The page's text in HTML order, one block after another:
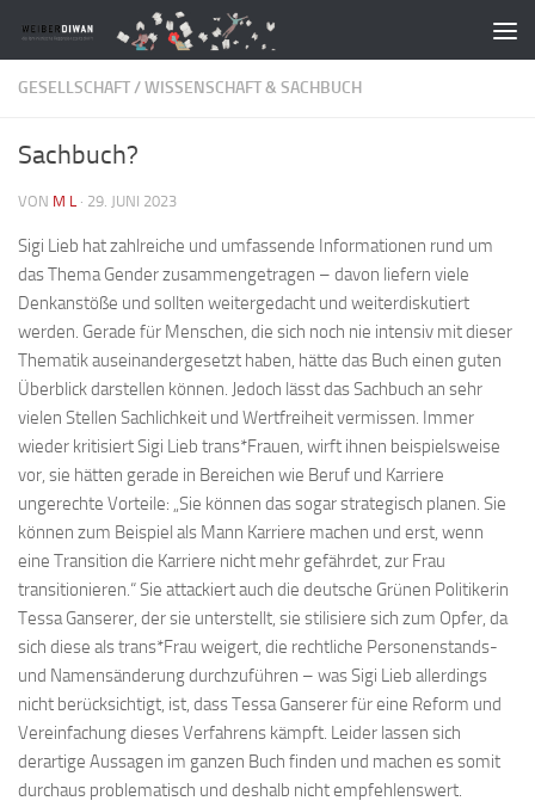
Zum Inhalt springen
GESELLSCHAFT/WISSENSCHAFT & SACHBUCH
Sachbuch?
VON M L · 29. JUNI 2023
Sigi Lieb hat zahlreiche und umfassende Informationen rund um
das Thema Gender zusammengetragen – davon liefern viele
Denkanstöße und sollten weitergedacht und weiterdiskutiert
werden. Gerade für Menschen, die sich noch nie intensiv mit dieser
Thematik auseinandergesetzt haben, hätte das Buch einen guten
Überblick darstellen können. Jedoch lässt das Sachbuch an sehr
vielen Stellen Sachlichkeit und Wertfreiheit vermissen. Immer
wieder kritisiert Sigi Lieb trans*Frauen, wirft ihnen beispielsweise
vor, sie hätten gerade in Bereichen wie Beruf und Karriere
ungerechte Vorteile: „Sie können das sogar strategisch planen. Sie
können zum Beispiel als Mann Karriere machen und erst, wenn
eine Transition die Karriere nicht mehr gefährdet, zur Frau
transitionieren.“ Sie attackiert auch die deutsche Grünen Politikerin
Tessa Ganserer, der sie unterstellt, sie stilisiere sich zum Opfer, da
sich diese als trans*Frau weigert, die rechtliche Personenstands-
und Namensänderung durchzuführen – was Sigi Lieb allerdings
nicht berücksichtigt, ist, dass Tessa Ganserer für eine Reform und
Vereinfachung dieses Verfahrens kämpft. Leider lassen sich
derartige Aussagen im ganzen Buch finden und machen es somit
durchaus problematisch und deshalb nicht empfehlenswert.